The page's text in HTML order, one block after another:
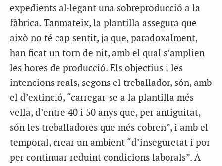
expedients al·legant una sobreproducció a la
fàbrica. Tanmateix, la plantilla assegura que
això no té cap sentit, ja que, paradoxalment,
han ficat un torn de nit, amb el qual s’amplien
les hores de producció. Els objectius i les
intencions reals, segons el treballador, són, amb
el d’extinció, “carregar-se a la plantilla més
vella, d’entre 40 i 50 anys que, per antiguitat,
són les treballadores que més cobren”, i amb el
temporal, crear un ambient “d’inseguretat i por
per continuar reduint condicions laborals”. A